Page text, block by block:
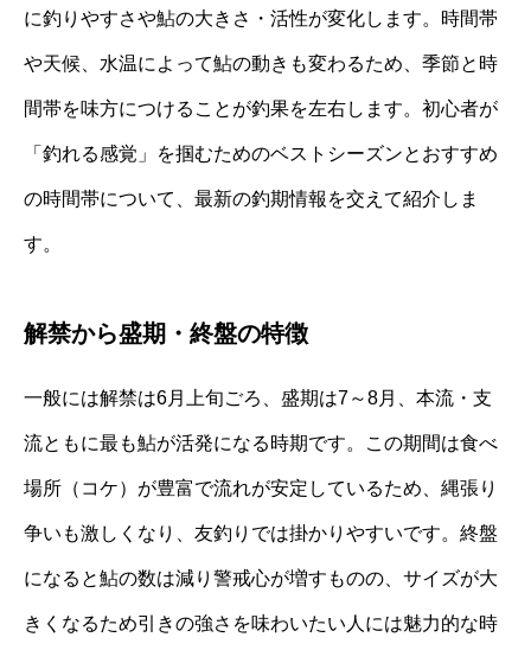
に釣りやすさや鮎の大きさ・活性が変化します。時間帯
や天候、水温によって鮎の動きも変わるため、季節と時
間帯を味方につけることが釣果を左右します。初心者が
「釣れる感覚」を掴むためのベストシーズンとおすすめ
の時間帯について、最新の釣期情報を交えて紹介しま
す。
解禁から盛期・終盤の特徴
一般には解禁は6月上旬ごろ、盛期は7～8月、本流・支
流ともに最も鮎が活発になる時期です。この期間は食べ
場所（コケ）が豊富で流れが安定しているため、縄張り
争いも激しくなり、友釣りでは掛かりやすいです。終盤
になると鮎の数は減り警戒心が増すものの、サイズが大
きくなるため引きの強さを味わいたい人には魅力的な時